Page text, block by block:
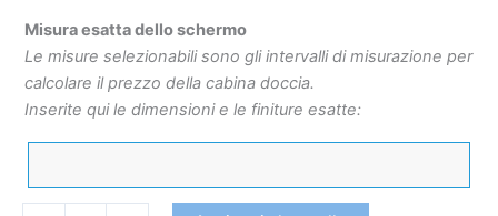
Misura esatta dello schermo
Le misure selezionabili sono gli intervalli di misurazione per
calcolare il prezzo della cabina doccia.
Inserite qui le dimensioni e le finiture esatte: